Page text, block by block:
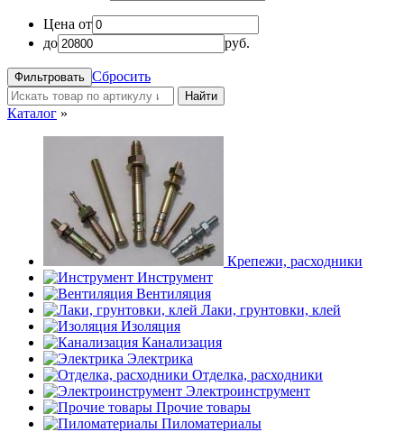
Цена от
до
руб.
Сбросить
Найти
Каталог »
Крепежи, расходники
Инструмент
Вентиляция
Лаки, грунтовки, клей
Изоляция
Канализация
Электрика
Отделка, расходники
Электроинструмент
Прочие товары
Пиломатериалы